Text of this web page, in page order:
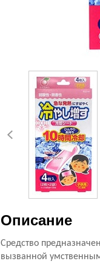
Описание
Средство
вызванной